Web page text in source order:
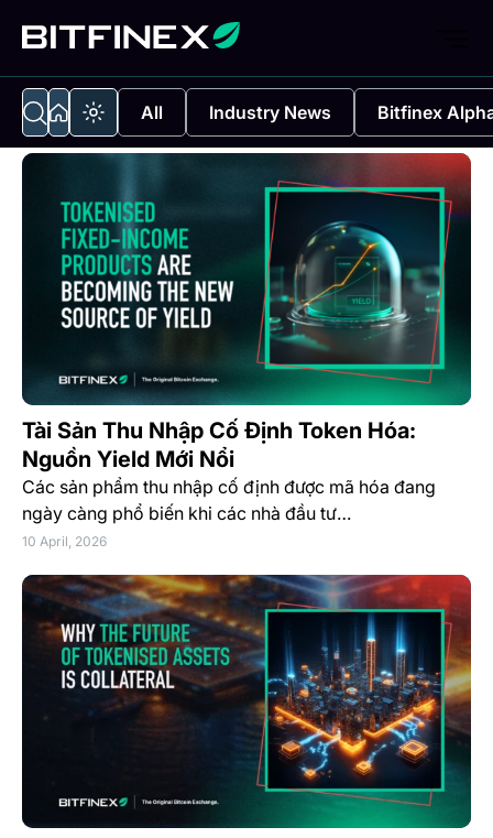
All Industry News Bitfinex
Tài Sản Thu Nhập Cố Định Token Hóa:
Nguồn Yield Mới Nổi
Các sản phẩm thu nhập cố định được mã hóa đang
ngày càng phổ biến khi các nhà đầu tư…
10 April, 2026